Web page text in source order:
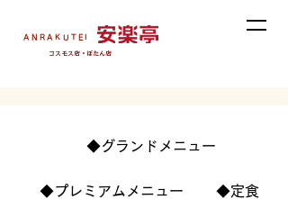
ANRAKUTEI
コスモス店・ぼたん店
◆グランドメニュー
◆プレミアムメニュー ◆定食